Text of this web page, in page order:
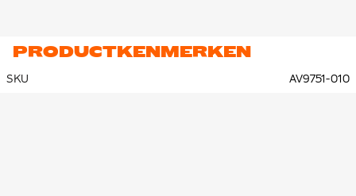
PRODUCTKENMERKEN
SKU AV9751-010